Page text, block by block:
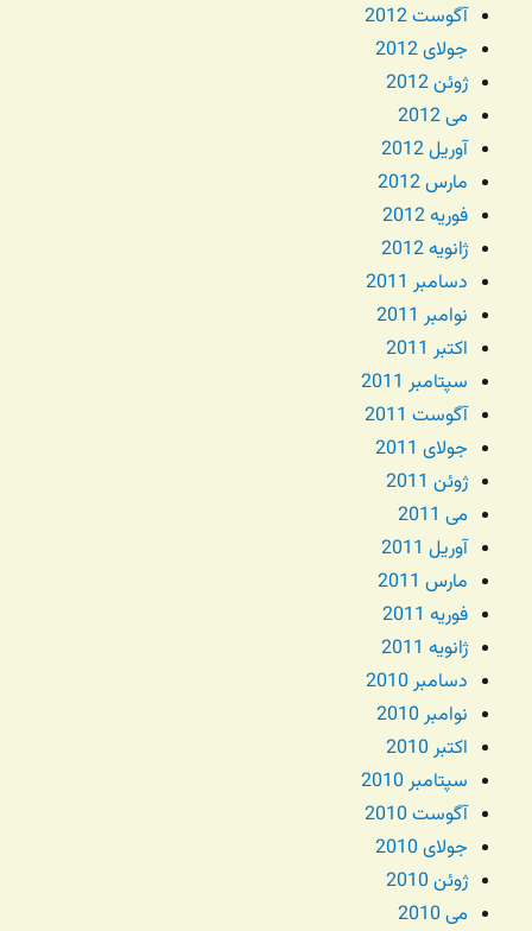
آگوست 2012
جولای 2012
ژوئن 2012
می 2012
آوریل 2012
مارس 2012
فوریه 2012
ژانویه 2012
دسامبر 2011
نوامبر 2011
اکتبر 2011
سپتامبر 2011
آگوست 2011
جولای 2011
ژوئن 2011
می 2011
آوریل 2011
مارس 2011
فوریه 2011
ژانویه 2011
دسامبر 2010
نوامبر 2010
اکتبر 2010
سپتامبر 2010
آگوست 2010
جولای 2010
ژوئن 2010
می 2010